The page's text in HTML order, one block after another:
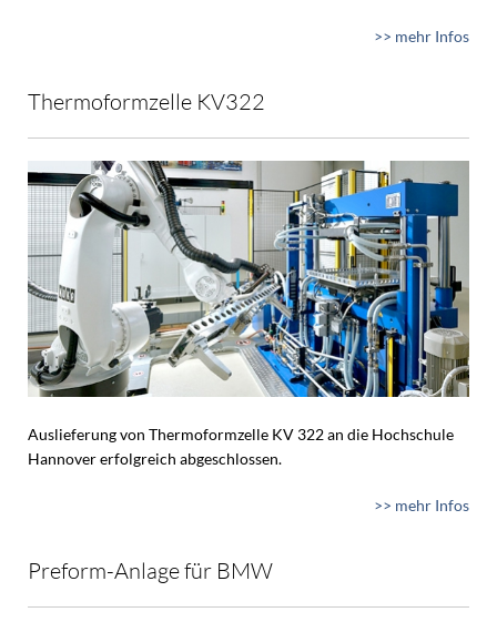
>> mehr Infos
Thermoformzelle KV322
Auslieferung von Thermoformzelle KV 322 an die Hochschule
Hannover erfolgreich abgeschlossen.
>> mehr Infos
Preform-Anlage für BMW